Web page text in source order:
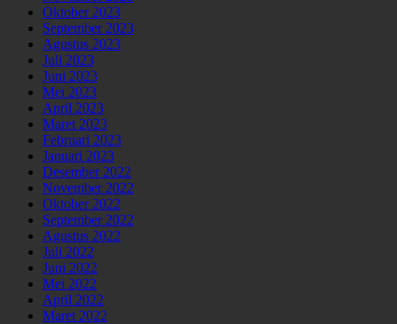
Oktober 2023
September 2023
Agustus 2023
Juli 2023
Juni 2023
Mei 2023
April 2023
Maret 2023
Februari 2023
Januari 2023
Desember 2022
November 2022
Oktober 2022
September 2022
Agustus 2022
Juli 2022
Juni 2022
Mei 2022
April 2022
Maret 2022